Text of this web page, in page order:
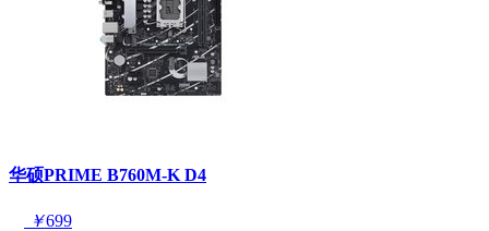
华硕PRIME B760M-K D4
￥699